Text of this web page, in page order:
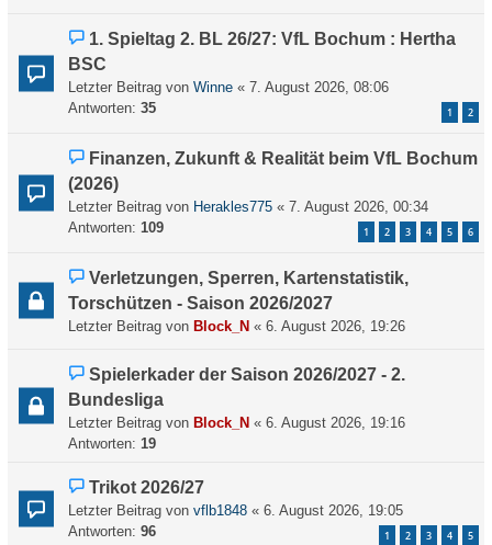
1. Spieltag 2. BL 26/27: VfL Bochum : Hertha
BSC
Letzter Beitrag von Winne « 7. August 2026, 08:06
Antworten: 35 1 2
Finanzen, Zukunft & Realität beim VfL Bochum
(2026)
Letzter Beitrag von Herakles775 « 7. August 2026, 00:34
Antworten: 109 1 2 3 4 5 6
Verletzungen, Sperren, Kartenstatistik,
Torschützen - Saison 2026/2027
Letzter Beitrag von Block_N « 6. August 2026, 19:26
Spielerkader der Saison 2026/2027 - 2.
Bundesliga
Letzter Beitrag von Block_N « 6. August 2026, 19:16
Antworten: 19
Trikot 2026/27
Letzter Beitrag von vflb1848 « 6. August 2026, 19:05
Antworten: 96 1 2 3 4 5